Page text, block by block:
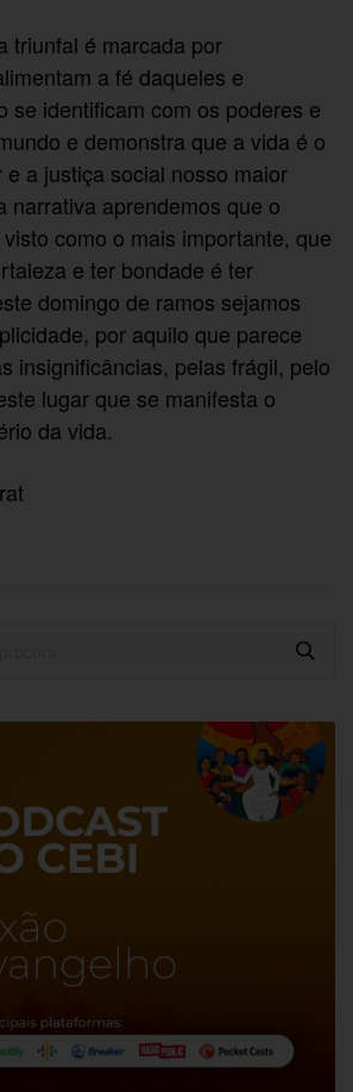
triunfal é marcada por
a fé daqueles e
se identificam com os poderes e
e demonstra que a vida é o
a justiça social nosso maior
narrativa aprendemos que o
como o mais importante, que
e ter bondade é ter
domingo de ramos sejamos
por aquilo que parece
insignificâncias, pelas frágil, pelo
lugar que se manifesta o
da vida.